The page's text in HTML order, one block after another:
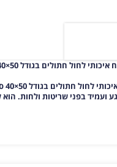
לחול חתולים בגודל 50×40 ס״מ.
חתולים בגודל 50×40 ס״מ.